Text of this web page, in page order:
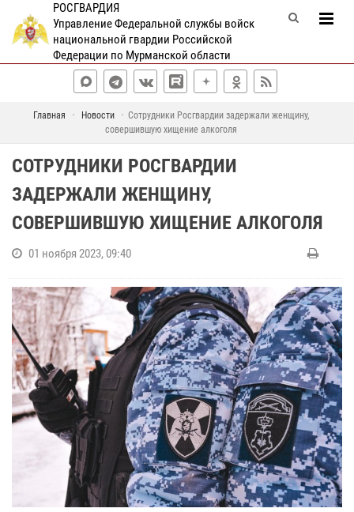
РОСГВАРДИЯ
Управление Федеральной службы войск
национальной гвардии Российской
Федерации по Мурманской области
Главная Новости
Сотрудники Росгвардии задержали женщину,
совершившую хищение алкоголя
СОТРУДНИКИ РОСГВАРДИИ
ЗАДЕРЖАЛИ ЖЕНЩИНУ,
СОВЕРШИВШУЮ ХИЩЕНИЕ АЛКОГОЛЯ
01 ноября 2023, 09:40